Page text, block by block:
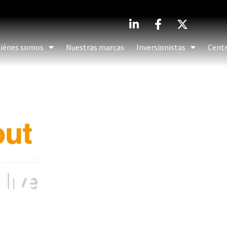
somos Nuestras marcas Inversionistas